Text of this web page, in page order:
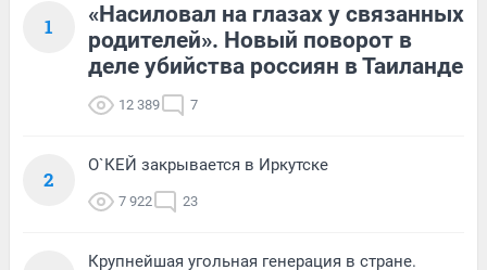
1
«Насиловал на глазах у связанных
родителей». Новый поворот в
деле убийства россиян в Таиланде
12 389 7
2
О`КЕЙ закрывается в Иркутске
7 922 23
Крупнейшая угольная генерация в стране.